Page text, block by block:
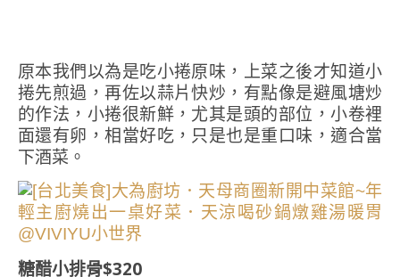
原本我們以為是吃小捲原味，上菜之後才知道小
捲先煎過，再佐以蒜片快炒，有點像是避風塘炒
的作法，小捲很新鮮，尤其是頭的部位，小卷裡
面還有卵，相當好吃，只是也是重口味，適合當
下酒菜。
糖醋小排骨$320